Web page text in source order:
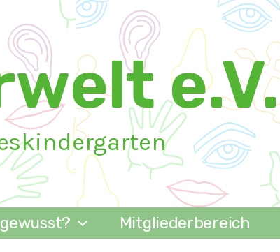
e.V.
Mitgliederbereich